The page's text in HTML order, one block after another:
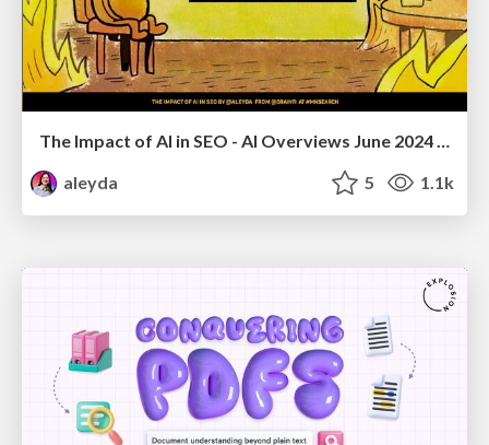
The Impact of AI in SEO - AI Overviews June 2024 Edition
aleyda
5 1.1k